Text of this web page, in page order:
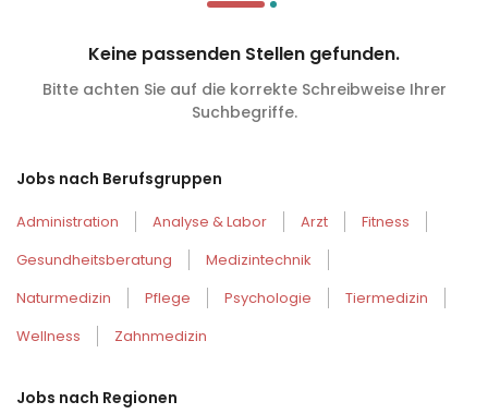
Keine passenden Stellen gefunden.
Bitte achten Sie auf die korrekte Schreibweise Ihrer
Suchbegriffe.
Jobs nach Berufsgruppen
Administration Analyse & Labor Arzt
Fitness
Gesundheitsberatung
Medizintechnik
Naturmedizin
Pflege Psychologie
Tiermedizin
Wellness
Zahnmedizin
Jobs nach Regionen